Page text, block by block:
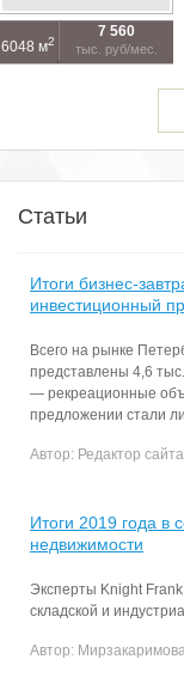
6048 м2
7 560
тыс. руб/мес.
Статьи
Итоги бизнес-
инвестиционный
Всего на рынке
представлены 4,6
— рекреационные
предложении стали
Автор: Редактор сайта
Итоги 2019 года в
недвижимости
Эксперты Knight
складской и
Автор: